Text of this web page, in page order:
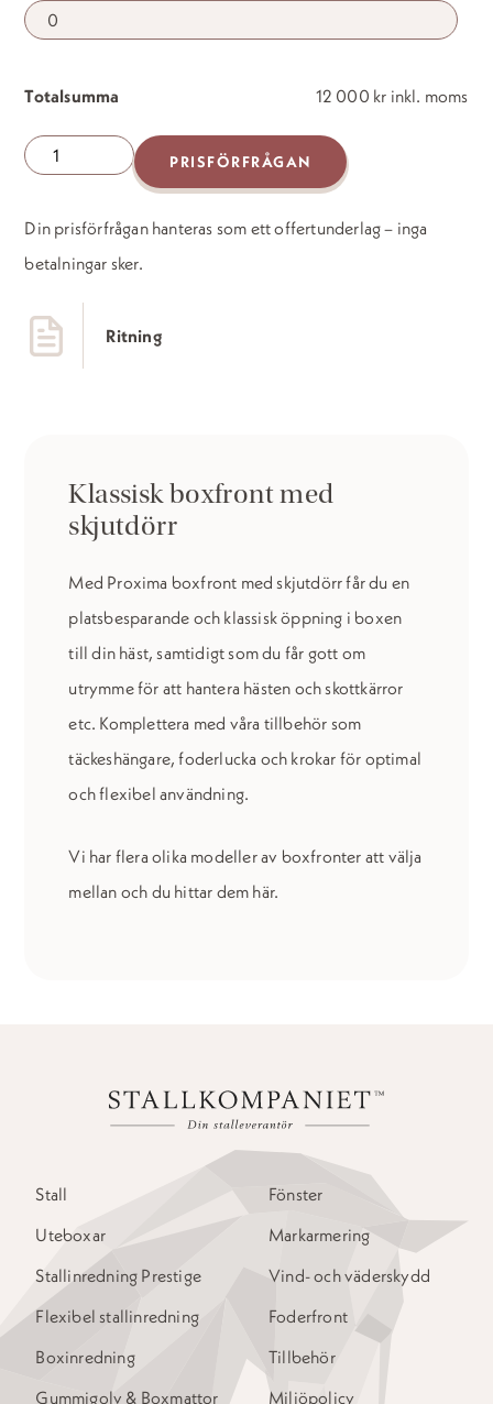
450 kr)
Totalsumma 12 000 kr inkl. moms
Boxfront
mängd
PRISFÖRFRÅGAN
Din prisförfrågan hanteras som ett offertunderlag – inga
betalningar sker.
Ritning
Klassisk boxfront med
skjutdörr
Med Proxima boxfront med skjutdörr får du en
platsbesparande och klassisk öppning i boxen
till din häst, samtidigt som du får gott om
utrymme för att hantera hästen och skottkärror
etc. Komplettera med våra tillbehör som
täckeshängare, foderlucka och krokar för optimal
och flexibel användning.
Vi har flera olika modeller av boxfronter att välja
mellan och du hittar dem här.
Stall
Uteboxar
Stallinredning Prestige
Flexibel stallinredning
Boxinredning
Gummigolv & Boxmattor
Fönster
Markarmering
Vind- och väderskydd
Foderfront
Tillbehör
Miljöpolicy